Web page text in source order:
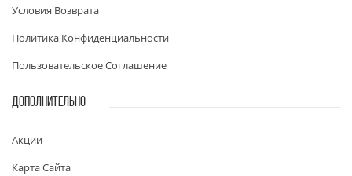
Условия Возврата
Политика Конфиденциальности
Пользовательское Соглашение
ДОПОЛНИТЕЛЬНО
Акции
Карта Сайта